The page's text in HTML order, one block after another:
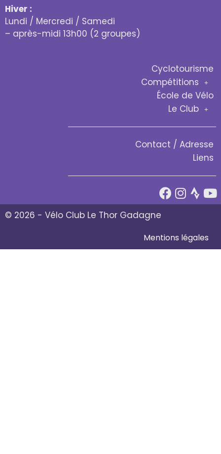
Hiver :
Lundi / Mercredi / Samedi
– après-midi 13h00 (2 groupes)
Cyclotourisme
Compétitions
École de Vélo
Le Club
Contact / Adresse
Liens
© 2026 - Vélo Club Le Thor Gadagne
Mentions légales